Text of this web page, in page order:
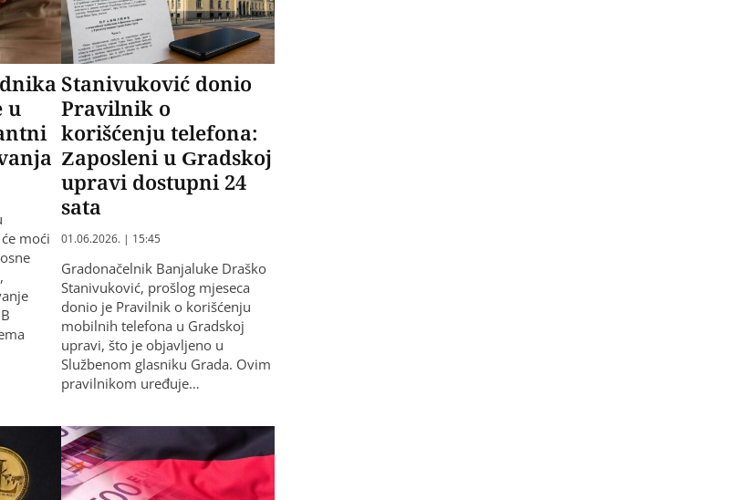
u
moći
Stanivuković donio
Pravilnik o
korišćenju telefona:
Zaposleni u Gradskoj
upravi dostupni 24
sata
01.06.2026. | 15:45
Gradonačelnik Banjaluke Draško
Stanivuković, prošlog mjeseca
donio je Pravilnik o korišćenju
mobilnih telefona u Gradskoj
upravi, što je objavljeno u
Službenom glasniku Grada. Ovim
pravilnikom uređuje…